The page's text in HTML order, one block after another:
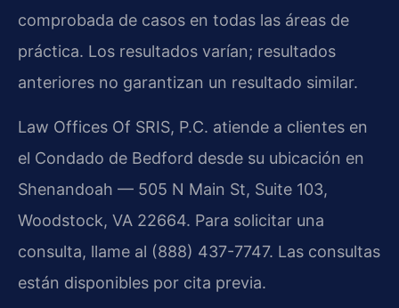
comprobada de casos en todas las áreas de
práctica. Los resultados varían; resultados
anteriores no garantizan un resultado similar.
Law Offices Of SRIS, P.C. atiende a clientes en
el Condado de Bedford desde su ubicación en
Shenandoah — 505 N Main St, Suite 103,
Woodstock, VA 22664. Para solicitar una
consulta, llame al (888) 437-7747. Las consultas
están disponibles por cita previa.